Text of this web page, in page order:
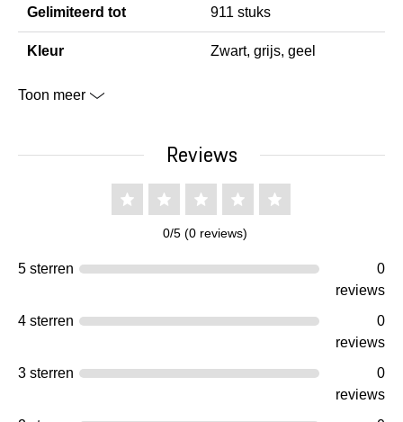
Gelimiteerd tot 911 stuks
Kleur Zwart, grijs, geel
Toon meer
Reviews
0/5 (0 reviews)
5 sterren
0
reviews
4 sterren
0
reviews
3 sterren
0
reviews